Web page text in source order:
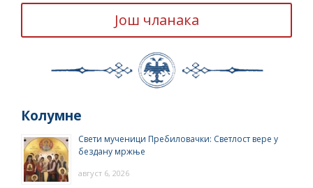
Још чланака
Колумне
Свети мученици Пребиловачки: Светлост вере у
бездану мржње
август 6, 2026